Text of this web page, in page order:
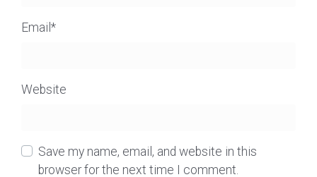
Email *
Website
Save my name, email, and website in this
browser for the next time I comment.